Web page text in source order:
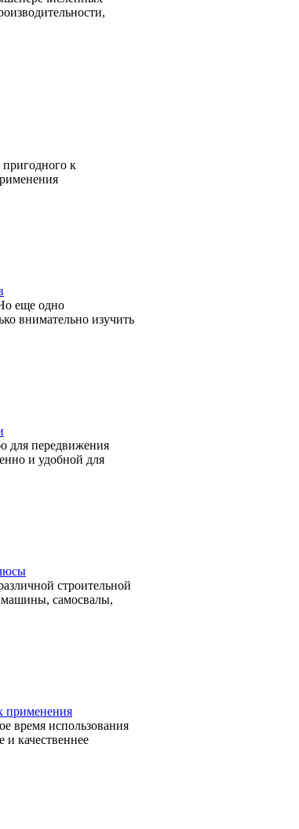
пригодного к
еще одно
внимательно изучить
для передвижения
и удобной для
строительной
машины, самосвалы,
применения
время использования
качественнее